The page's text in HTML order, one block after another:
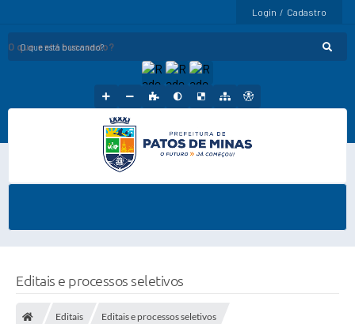
Login / Cadastro
O que está buscando?
Editais e processos seletivos
Editais Editais e processos seletivos